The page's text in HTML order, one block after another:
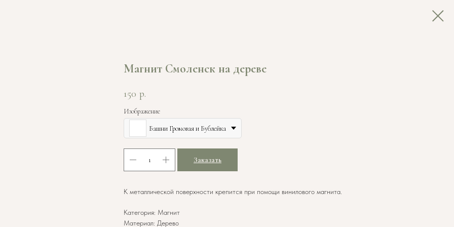
Магнит Смоленск на дереве
150 р.
Изображение
Башни Громовая и Бублейка
Заказать
К металлической поверхности крепится при помощи винилового магнита.
Категория: Магнит
Материал: Дерево